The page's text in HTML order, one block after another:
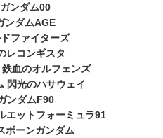
ンダム00
ンダムAGE
ファイターズ
レコンギスタ
血のオルフェンズ
閃光のハサウェイ
ンダムF90
エットフォーミュラ91
ボーンガンダム